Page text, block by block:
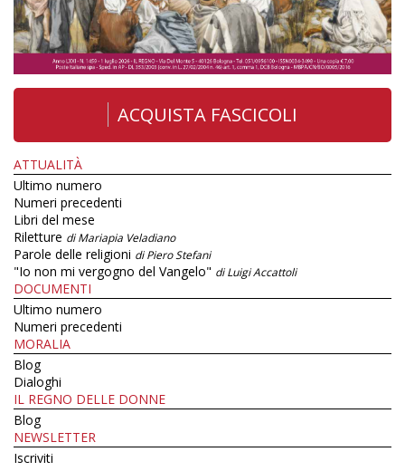
ACQUISTA FASCICOLI
ATTUALITÀ
Ultimo numero
Numeri precedenti
Libri del mese
Riletture di Mariapia Veladiano
Parole delle religioni di Piero Stefani
"Io non mi vergogno del Vangelo" di Luigi Accattoli
DOCUMENTI
Ultimo numero
Numeri precedenti
MORALIA
Blog
Dialoghi
IL REGNO DELLE DONNE
Blog
NEWSLETTER
Iscriviti